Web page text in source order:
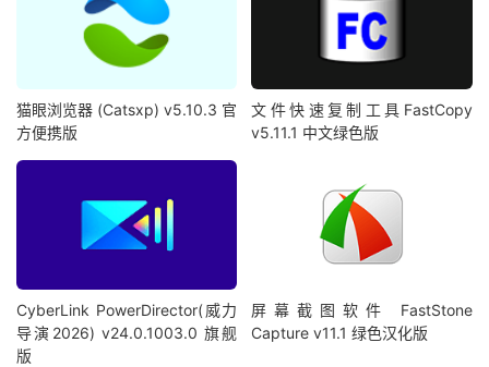
猫眼浏览器 (Catsxp) v5.10.3 官
方便携版
文件快速复制工具FastCopy
v5.11.1 中文绿色版
CyberLink PowerDirector(威力
导演2026) v24.0.1003.0 旗舰
版
屏幕截图软件 FastStone
Capture v11.1 绿色汉化版